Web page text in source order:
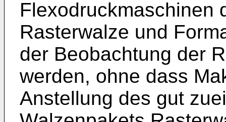
Flexodruckmaschinen
Rasterwalze und
der Beobachtung der
werden, ohne dass
Anstellung des gut